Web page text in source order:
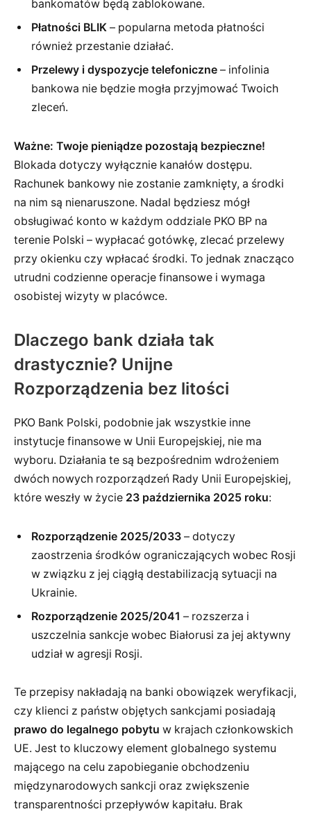
bankomatów będą zablokowane.
Płatności BLIK – popularna metoda płatności
również przestanie działać.
Przelewy i dyspozycje telefoniczne – infolinia
bankowa nie będzie mogła przyjmować Twoich
zleceń.
Ważne: Twoje pieniądze pozostają bezpieczne!
Blokada dotyczy wyłącznie kanałów dostępu.
Rachunek bankowy nie zostanie zamknięty, a środki
na nim są nienaruszone. Nadal będziesz mógł
obsługiwać konto w każdym oddziale PKO BP na
terenie Polski – wypłacać gotówkę, zlecać przelewy
przy okienku czy wpłacać środki. To jednak znacząco
utrudni codzienne operacje finansowe i wymaga
osobistej wizyty w placówce.
Dlaczego bank działa tak
drastycznie? Unijne
Rozporządzenia bez litości
PKO Bank Polski, podobnie jak wszystkie inne
instytucje finansowe w Unii Europejskiej, nie ma
wyboru. Działania te są bezpośrednim wdrożeniem
dwóch nowych rozporządzeń Rady Unii Europejskiej,
które weszły w życie 23 października 2025 roku:
Rozporządzenie 2025/2033 – dotyczy
zaostrzenia środków ograniczających wobec Rosji
w związku z jej ciągłą destabilizacją sytuacji na
Ukrainie.
Rozporządzenie 2025/2041 – rozszerza i
uszczelnia sankcje wobec Białorusi za jej aktywny
udział w agresji Rosji.
Te przepisy nakładają na banki obowiązek weryfikacji,
czy klienci z państw objętych sankcjami posiadają
prawo do legalnego pobytu w krajach członkowskich
UE. Jest to kluczowy element globalnego systemu
mającego na celu zapobieganie obchodzeniu
międzynarodowych sankcji oraz zwiększenie
transparentności przepływów kapitału. Brak